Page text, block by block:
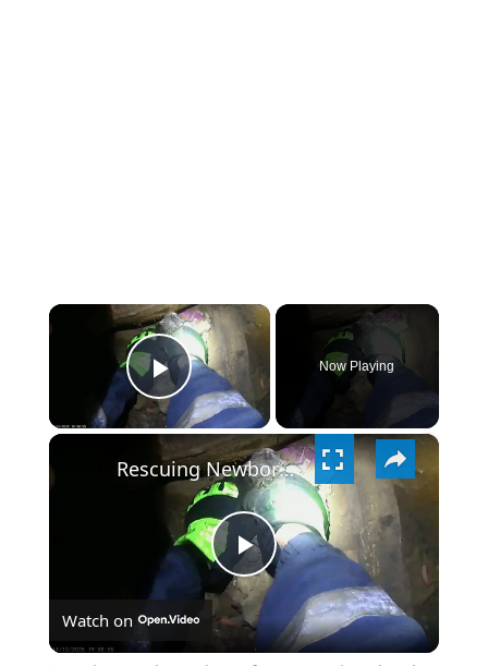
×
PLAY
VIDEO
Now Playing
×
PLAY
VIDEO
Rescuing Newborn Kittens from a Heating Chamber in Russia
Watch on